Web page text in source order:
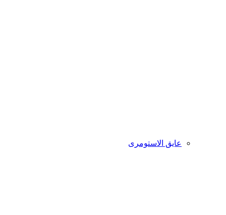
عایق الاستومری